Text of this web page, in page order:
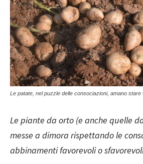
Le patate, nel puzzle delle consociazioni, amano stare
Le piante da orto (e anche quelle
messe a dimora rispettando le
abbinamenti favorevoli o